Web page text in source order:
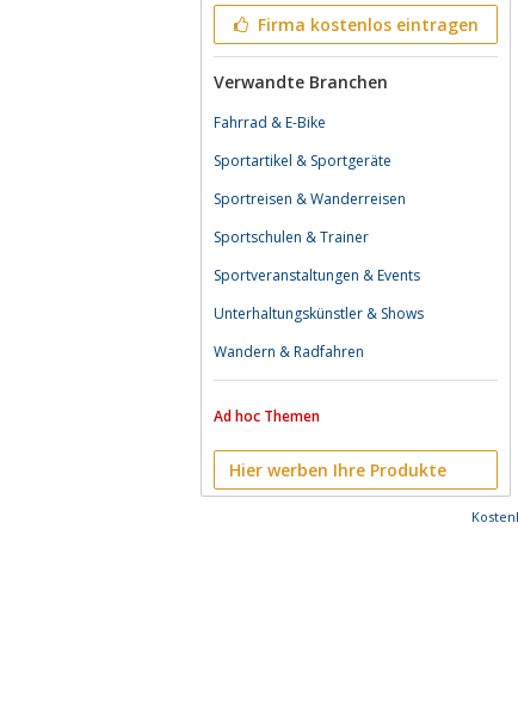
Firma kostenlos eintragen
Verwandte Branchen
Fahrrad & E-Bike
Sportartikel & Sportgeräte
Sportreisen & Wanderreisen
Sportschulen & Trainer
Sportveranstaltungen & Events
Unterhaltungskünstler & Shows
Wandern & Radfahren
Ad hoc Themen
Hier werben Ihre Produkte